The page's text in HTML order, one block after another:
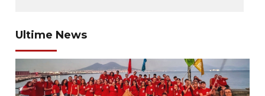
Ultime News